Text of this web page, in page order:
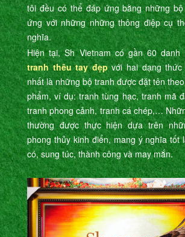
tôi đều có thể đáp ứng bằng những
ứng với những những thông điệp cụ
nghĩa.
Hiện tại, Sh Vietnam có gần 60 danh
tranh thêu tay đẹpvới hai dạng
nhất là những bộ tranh được đặt tên
phẩm, ví dụ: tranh tùng hạc, tranh mã
tranh phong cảnh, tranh cá chép,…
thường được thực hiện dựa trên
phong thủy kinh điển, mang ý nghĩa tốt
có, sung túc, thành công và may mắn.